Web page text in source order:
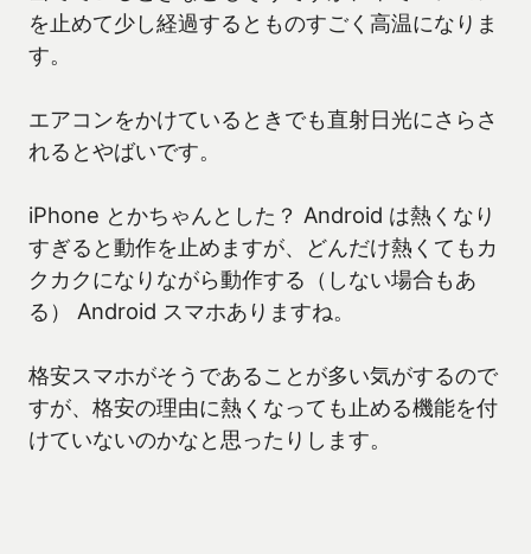
を止めて少し経過するとものすごく高温になりま
す。
エアコンをかけているときでも直射日光にさらさ
れるとやばいです。
iPhone とかちゃんとした？ Android は熱くなり
すぎると動作を止めますが、どんだけ熱くてもカ
クカクになりながら動作する（しない場合もあ
る） Android スマホありますね。
格安スマホがそうであることが多い気がするので
すが、格安の理由に熱くなっても止める機能を付
けていないのかなと思ったりします。